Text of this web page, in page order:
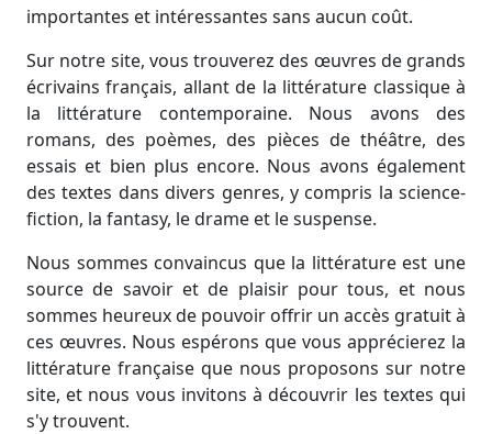
importantes et intéressantes sans aucun coût.
Sur notre site, vous trouverez des œuvres de grands
écrivains français, allant de la littérature classique à
la littérature contemporaine. Nous avons des
romans, des poèmes, des pièces de théâtre, des
essais et bien plus encore. Nous avons également
des textes dans divers genres, y compris la science-
fiction, la fantasy, le drame et le suspense.
Nous sommes convaincus que la littérature est une
source de savoir et de plaisir pour tous, et nous
sommes heureux de pouvoir offrir un accès gratuit à
ces œuvres. Nous espérons que vous apprécierez la
littérature française que nous proposons sur notre
site, et nous vous invitons à découvrir les textes qui
s'y trouvent.